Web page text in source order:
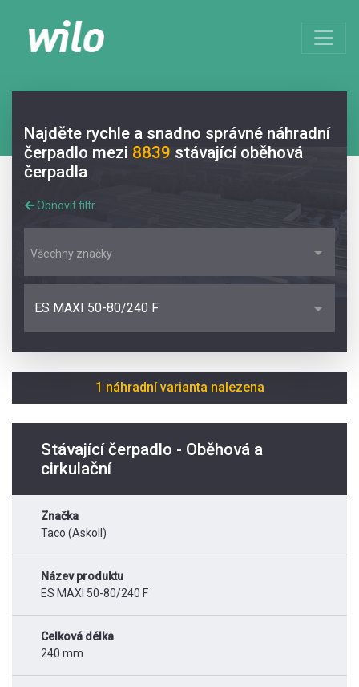
Najděte rychle a snadno správné náhradní
čerpadlo mezi 8839 stávající oběhová
čerpadla
Obnovit filtr
Všechny značky
ES MAXI 50-80/240 F
1 náhradní varianta nalezena
Stávající čerpadlo - Oběhová a
cirkulační
Značka
Taco (Askoll)
Název produktu
ES MAXI 50-80/240 F
Celková délka
240 mm